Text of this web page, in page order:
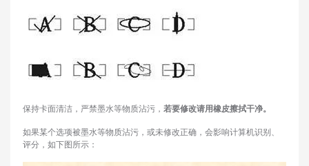
保持卡面清洁，严禁墨水等物质沾污， 若要修改请用橡皮擦拭干净。
如果某个选项被墨水等物质沾污，或未修改正确，会影响计算机识别、
评分，如下图所示：